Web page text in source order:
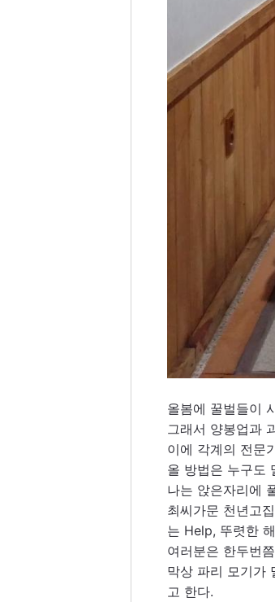
올봄에 꿀벌들이
그래서 양봉업과
이에 각계의 전문
올 방법은 누구도
나는 앉은자리에
최씨가문 천년고
는 Help, 뚜렷한
여러분은 한두번
막상 파리 모기가
고 한다.